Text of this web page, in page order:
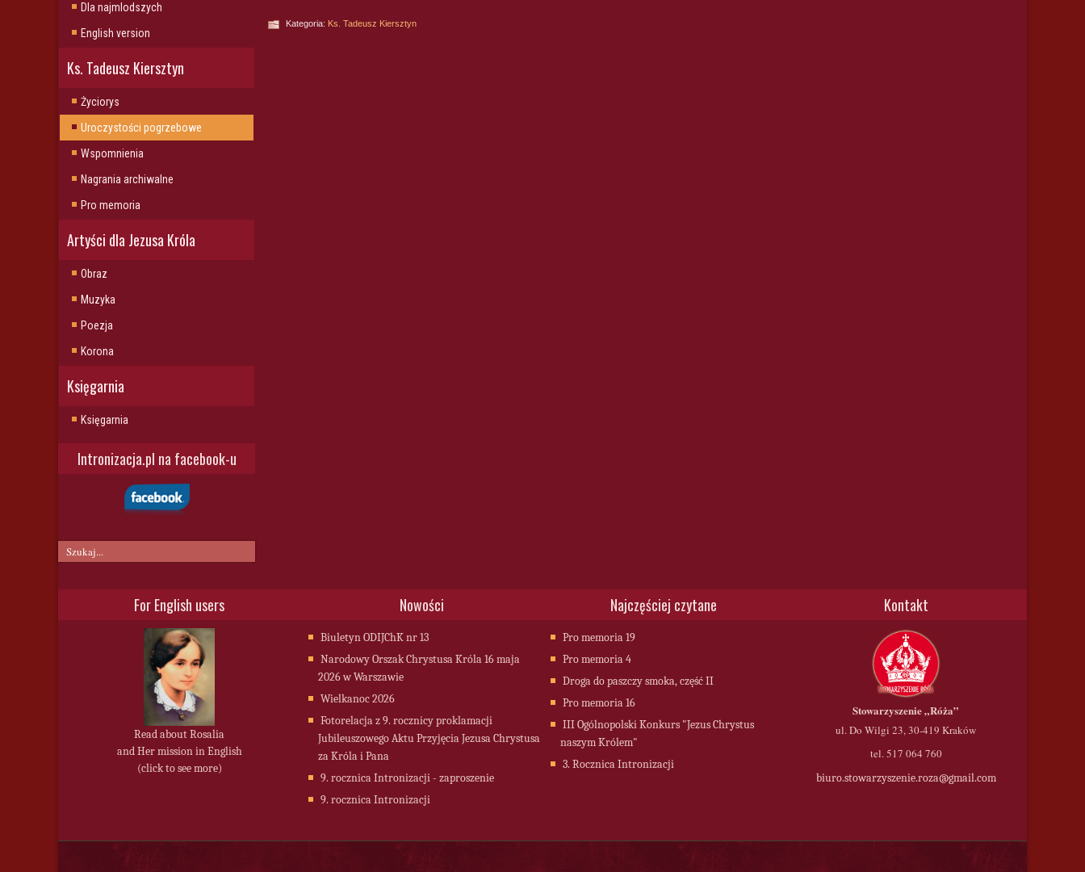
Dla najmlodszych
English version
Ks. Tadeusz Kiersztyn
Życiorys
Uroczystości pogrzebowe
Wspomnienia
Nagrania archiwalne
Pro memoria
Artyści dla Jezusa Króla
Obraz
Muzyka
Poezja
Korona
Księgarnia
Księgarnia
Intronizacja.pl na facebook-u
Kategoria: Ks. Tadeusz Kiersztyn
For English users
Read about Rosalia
and Her mission in English
(click to see more)
Nowości
Biuletyn ODIJChK nr 13
Narodowy Orszak Chrystusa Króla 16 maja
2026 w Warszawie
Wielkanoc 2026
Fotorelacja z 9. rocznicy proklamacji
Jubileuszowego Aktu Przyjęcia Jezusa Chrystusa
za Króla i Pana
9. rocznica Intronizacji - zaproszenie
9. rocznica Intronizacji
Najczęściej czytane
Pro memoria 19
Pro memoria 4
Droga do paszczy smoka, część II
Pro memoria 16
III Ogólnopolski Konkurs "Jezus Chrystus
naszym Królem"
3. Rocznica Intronizacji
Kontakt
Stowarzyszenie„Róża”
ul. Do Wilgi 23, 30-419 Kraków
tel. 517 064 760
biuro.stowarzyszenie.roza@gmail.com